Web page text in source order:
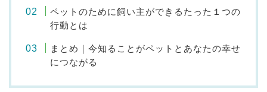
ペットのために飼い主ができるたった１つの
行動とは
まとめ｜今知ることがペットとあなたの幸せ
につながる